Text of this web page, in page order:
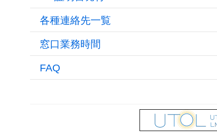
各種連絡先一覧
窓口業務時間
FAQ